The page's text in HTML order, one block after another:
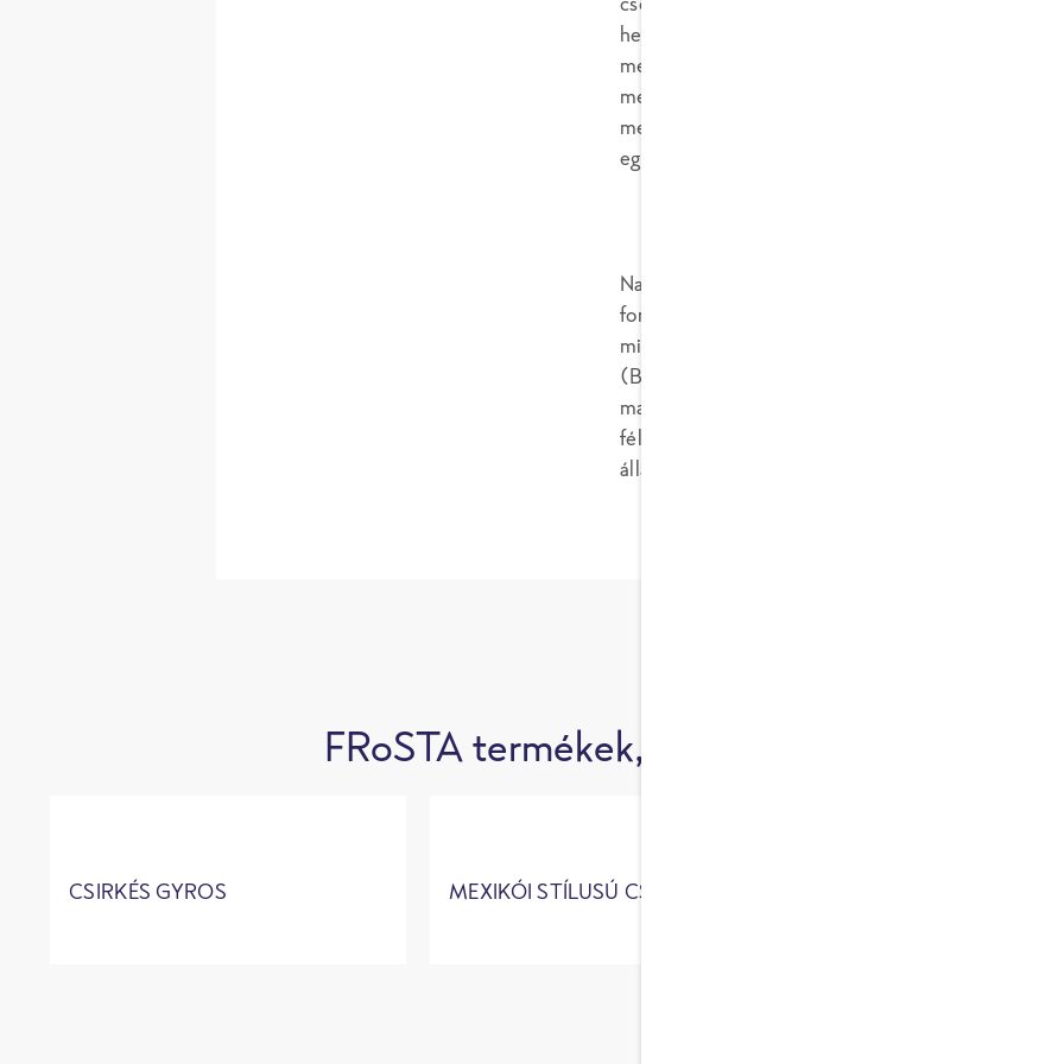
helyszínen újra és újra meggyőződjünk a termék
megfelelő tenyésztéséről, a feldolgozási
méltó munkakörülményeiről. Így biztosítjuk,
megfeleljen a feltételeinknek – a származástól
egészen a feldolgozásig.
Nagy jelentőséget tulajdonítunk az állatokkal
fontos eleme a tartási körülmények javítása.
minden FRoSTA csirke meg fog felelni az európai
(Brojlercsirke Kezdeményezés)
ma is dolgozunk. Épp ezért a tenyésztés
féllel ellenőriztetjük, hogy a tartási körülmények
állatjóléti előírásoknak.
FRoSTA termékek, amelyek ezt az
CSIRKÉS GYROS MEXIKÓI STÍLUSÚ CSIRKÉS ÉTEL